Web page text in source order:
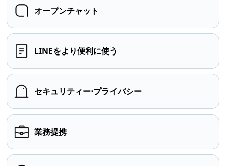
オープンチャット
LINEをより便利に使う
セキュリティー⋅プライバシー
業務提携